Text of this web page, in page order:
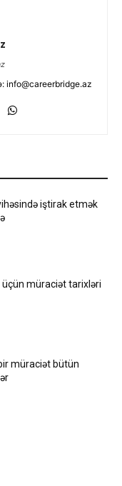
info@careerbridge.az
iştirak etmək
müraciət tarixləri
müraciət bütün